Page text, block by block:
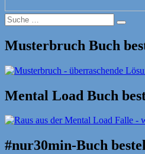
Suche
nach:
Suche
Musterbruch Buch
Mental Load Buch
#nur30min-Buch